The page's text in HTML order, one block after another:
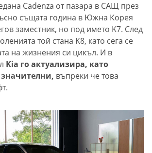
Cadenza от пазара в САЩ през
същата година в Южна Корея
заместник, но под името K7. След
той стана K8, като сега се
на жизнения си цикъл. И в
Kia го актуализира, като
въпреки че това